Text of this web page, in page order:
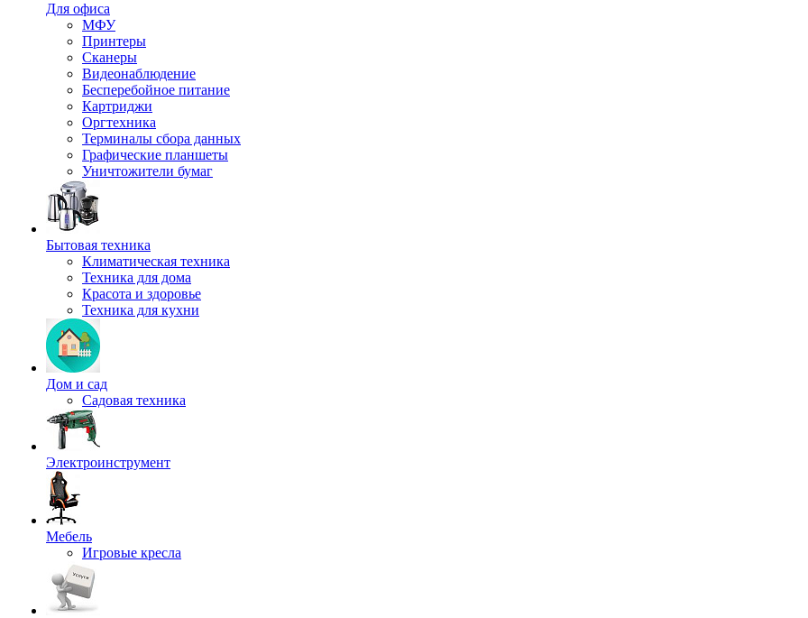
Для офиса
МФУ
Принтеры
Сканеры
Видеонаблюдение
Бесперебойное питание
Картриджи
Оргтехника
Терминалы сбора данных
Графические планшеты
Уничтожители бумаг
Бытовая техника
Климатическая техника
Техника для дома
Красота и здоровье
Техника для кухни
Дом и сад
Садовая техника
Электроинструмент
Мебель
Игровые кресла